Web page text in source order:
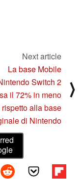
Next article
La base Mobile
Switch 2
il 72% in meno
rispetto alla base
di Nintendo
⟩